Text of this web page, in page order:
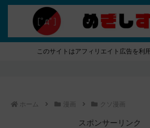
このサイトはアフィリエイト広告を利
ホーム 漫画 クソ漫画
スポンサーリンク